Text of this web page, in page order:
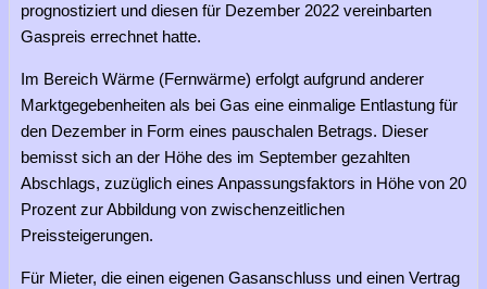
prognostiziert und diesen für Dezember 2022 vereinbarten
Gaspreis errechnet hatte.
Im Bereich Wärme (Fernwärme) erfolgt aufgrund anderer
Marktgegebenheiten als bei Gas eine einmalige Entlastung für
den Dezember in Form eines pauschalen Betrags. Dieser
bemisst sich an der Höhe des im September gezahlten
Abschlags, zuzüglich eines Anpassungsfaktors in Höhe von 20
Prozent zur Abbildung von zwischenzeitlichen
Preissteigerungen.
Für Mieter, die einen eigenen Gasanschluss und einen Vertrag